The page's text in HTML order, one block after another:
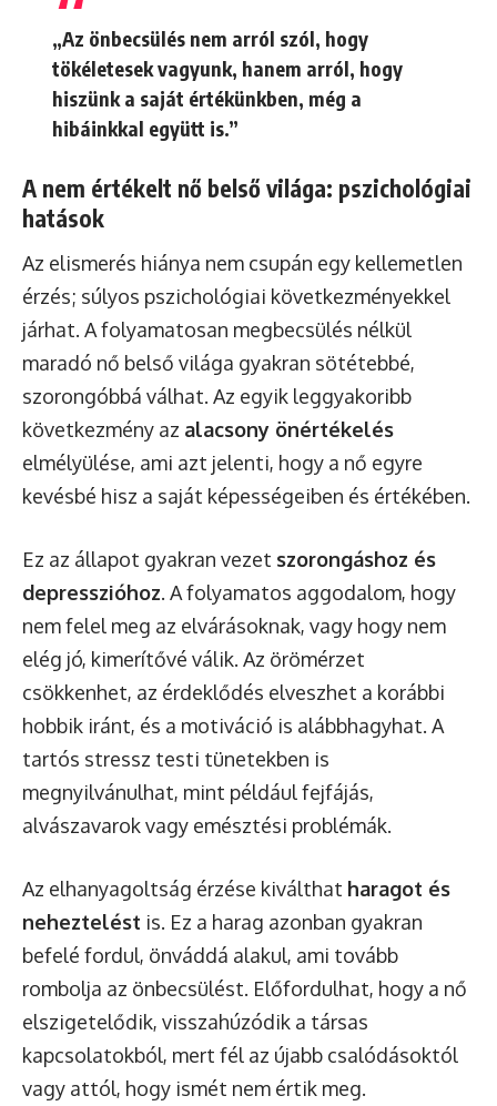
„Az önbecsülés nem arról szól, hogy
tökéletesek vagyunk, hanem arról, hogy
hiszünk a saját értékünkben, még a
hibáinkkal együtt is.”
A nem értékelt nő belső világa: pszichológiai
hatások
Az elismerés hiánya nem csupán egy kellemetlen
érzés; súlyos pszichológiai következményekkel
járhat. A folyamatosan megbecsülés nélkül
maradó nő belső világa gyakran sötétebbé,
szorongóbbá válhat. Az egyik leggyakoribb
következmény az alacsony önértékelés
elmélyülése, ami azt jelenti, hogy a nő egyre
kevésbé hisz a saját képességeiben és értékében.
Ez az állapot gyakran vezet szorongáshoz és
depresszióhoz. A folyamatos aggodalom, hogy
nem felel meg az elvárásoknak, vagy hogy nem
elég jó, kimerítővé válik. Az örömérzet
csökkenhet, az érdeklődés elveszhet a korábbi
hobbik iránt, és a motiváció is alábbhagyhat. A
tartós stressz testi tünetekben is
megnyilvánulhat, mint például fejfájás,
alvászavarok vagy emésztési problémák.
Az elhanyagoltság érzése kiválthat haragot és
neheztelést is. Ez a harag azonban gyakran
befelé fordul, önváddá alakul, ami tovább
rombolja az önbecsülést. Előfordulhat, hogy a nő
elszigetelődik, visszahúzódik a társas
kapcsolatokból, mert fél az újabb csalódásoktól
vagy attól, hogy ismét nem értik meg.